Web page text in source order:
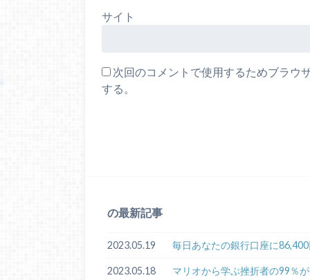
サイト
次回のコメントで使用するためブラウ
する。
の最新記事
2023.05.19 毎日あなたの銀行口座に
2023.05.18 マリオから学ぶ挫折者の99％